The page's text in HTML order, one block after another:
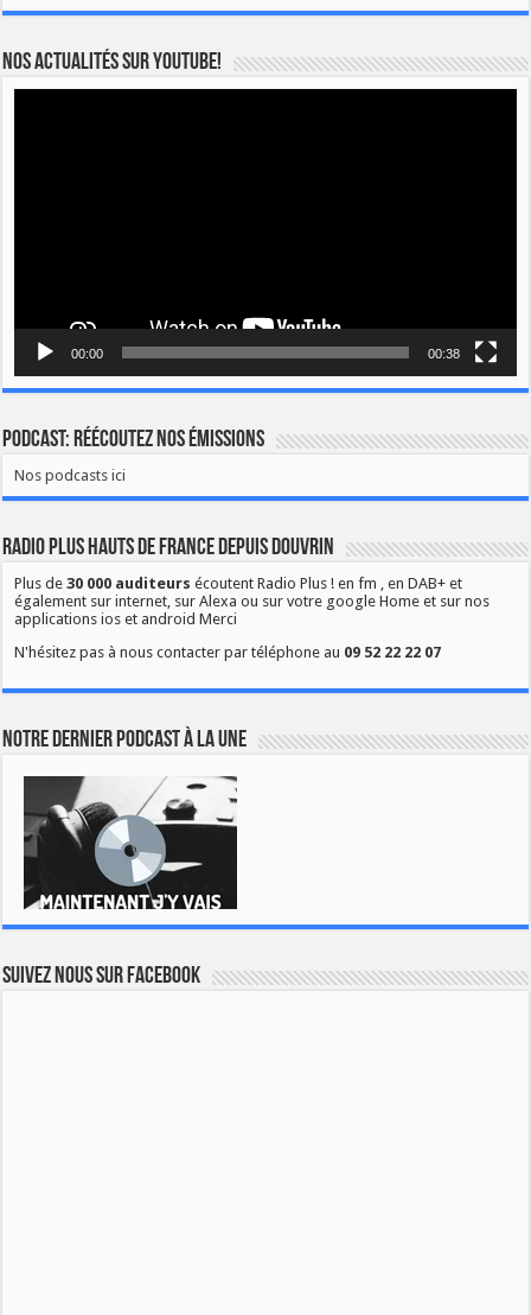
Nos actualités sur YOUTUBE!
00:00 00:38
Podcast: Réécoutez nos émissions
Nos podcasts ici
Radio Plus Hauts de France depuis Douvrin
Plus de30 000 auditeurs écoutent Radio Plus ! en fm , en DAB+ et
également sur internet, sur Alexa ou sur votre google Home et sur nos
applications ios et android Merci
N'hésitez pas à nous contacter par téléphone au 09 52 22 22 07
Notre dernier podcast à la une
Suivez nous sur Facebook